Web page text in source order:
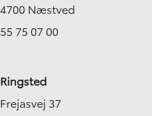
4700 Næstved
55 75 07 00
Ringsted
Frejasvej 37